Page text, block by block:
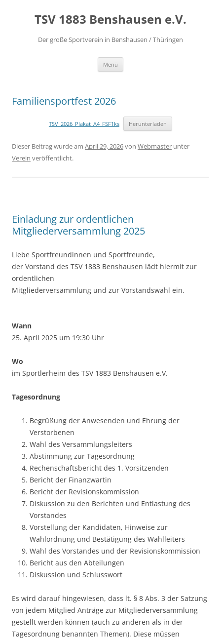
springenTSV 1883 Benshausen e.V.
Der große Sportverein in Benshausen / Thüringen
Menü
Familiensportfest 2026
TSV_2026_Plakat_A4_FSF1ks Herunterladen
Dieser Beitrag wurde am April 29, 2026von Webmaster unter
Verein veröffentlicht.
Einladung zur ordentlichen
Mitgliederversammlung 2025
Liebe Sportfreundinnen und Sportfreunde,
der Vorstand des TSV 1883 Benshausen lädt hiermit zur
ordentlichen
Mitgliederversammlung und zur Vorstandswahl ein.
Wann
25. April 2025 um 19:30 Uhr
Wo
im Sportlerheim des TSV 1883 Benshausen e.V.
Tagesordnung
Begrüßung der Anwesenden und Ehrung der
Verstorbenen
Wahl des Versammlungsleiters
Abstimmung zur Tagesordnung
Rechenschaftsbericht des 1. Vorsitzenden
Bericht der Finanzwartin
Bericht der Revisionskommission
Diskussion zu den Berichten und Entlastung des
Vorstandes
Vorstellung der Kandidaten, Hinweise zur
Wahlordnung und Bestätigung des Wahlleiters
Wahl des Vorstandes und der Revisionskommission
Bericht aus den Abteilungen
Diskussion und Schlusswort
Es wird darauf hingewiesen, dass lt. § 8 Abs. 3 der Satzung
von jedem Mitglied Anträge zur Mitgliederversammlung
gestellt werden können (auch zu anderen als in der
Tagesordnung benannten Themen). Diese müssen